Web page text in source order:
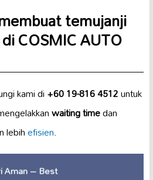
temujanji
COSMIC AUTO
kami di+60 19-816 4512untuk
waiting timedan
lebihefisien.
Aman – Best